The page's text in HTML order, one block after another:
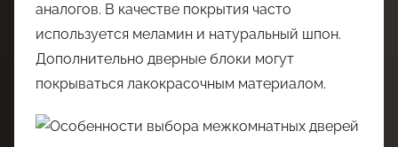
аналогов. В качестве покрытия часто
используется меламин и натуральный шпон.
Дополнительно дверные блоки могут
покрываться лакокрасочным материалом.